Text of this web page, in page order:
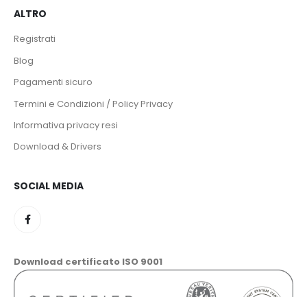
ALTRO
Registrati
Blog
Pagamenti sicuro
Termini e Condizioni / Policy Privacy
Informativa privacy resi
Download & Drivers
SOCIAL MEDIA
Download certificato ISO 9001